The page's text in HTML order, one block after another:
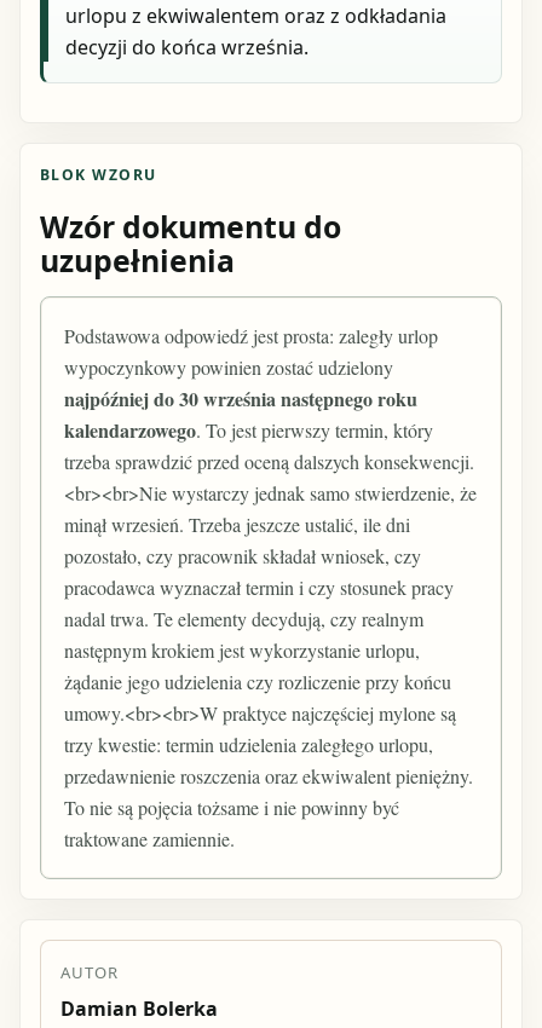
urlopu z ekwiwalentem oraz z odkładania
decyzji do końca września.
BLOK WZORU
Wzór dokumentu do
uzupełnienia
Podstawowa odpowiedź jest prosta: zaległy urlop
wypoczynkowy powinien zostać udzielony
najpóźniej do 30 września następnego roku
kalendarzowego. To jest pierwszy termin, który
trzeba sprawdzić przed oceną dalszych konsekwencji.
<br><br>Nie wystarczy jednak samo stwierdzenie, że
minął wrzesień. Trzeba jeszcze ustalić, ile dni
pozostało, czy pracownik składał wniosek, czy
pracodawca wyznaczał termin i czy stosunek pracy
nadal trwa. Te elementy decydują, czy realnym
następnym krokiem jest wykorzystanie urlopu,
żądanie jego udzielenia czy rozliczenie przy końcu
umowy.<br><br>W praktyce najczęściej mylone są
trzy kwestie: termin udzielenia zaległego urlopu,
przedawnienie roszczenia oraz ekwiwalent pieniężny.
To nie są pojęcia tożsame i nie powinny być
traktowane zamiennie.
AUTOR
Damian Bolerka